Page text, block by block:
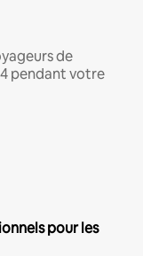
de
pendant votre
pour les